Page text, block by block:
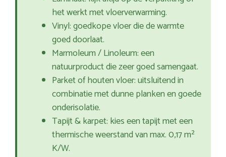
het werkt met vloerverwarming.
Vinyl: goedkope vloer die de warmte
goed doorlaat.
Marmoleum / Linoleum: een
natuurproduct die zeer goed samengaat.
Parket of houten vloer: uitsluitend in
combinatie met dunne planken en goede
onderisolatie.
Tapijt & karpet: kies een tapijt met een
thermische weerstand van max. 0,17 m²
K/W.